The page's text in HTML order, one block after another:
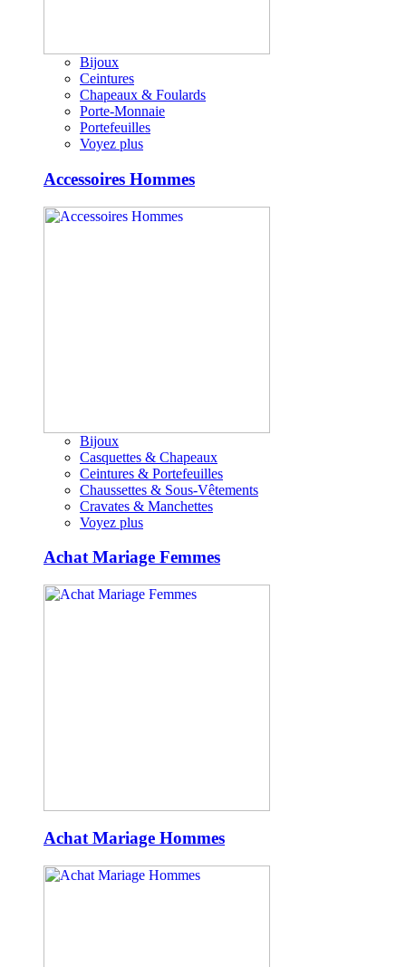
Bijoux
Ceintures
Chapeaux & Foulards
Porte-Monnaie
Portefeuilles
Voyez plus
Accessoires Hommes
Bijoux
Casquettes & Chapeaux
Ceintures & Portefeuilles
Chaussettes & Sous-Vêtements
Cravates & Manchettes
Voyez plus
Achat Mariage Femmes
Achat Mariage Hommes